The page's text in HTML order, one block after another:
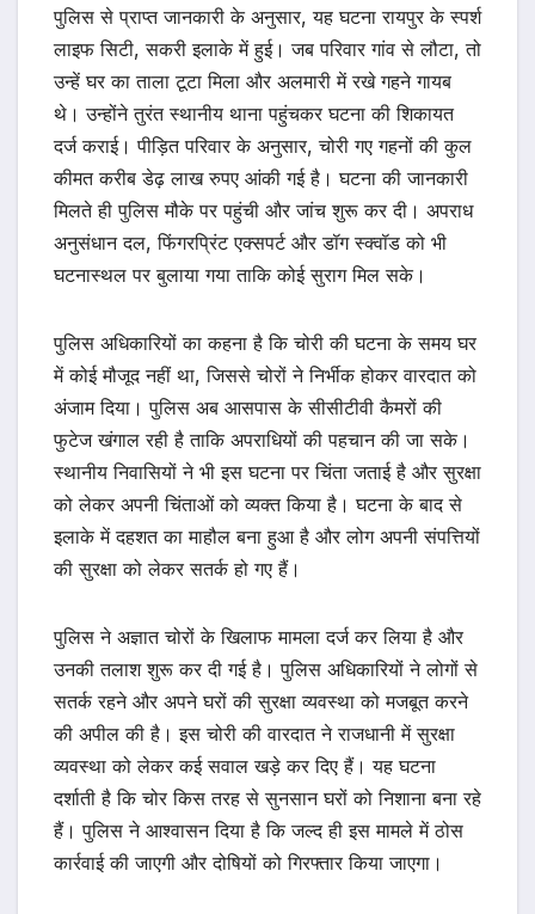
पुलिस से प्राप्त जानकारी के अनुसार, यह घटना रायपुर के स्पर्श
लाइफ सिटी, सकरी इलाके में हुई। जब परिवार गांव से लौटा, तो
उन्हें घर का ताला टूटा मिला और अलमारी में रखे गहने गायब
थे। उन्होंने तुरंत स्थानीय थाना पहुंचकर घटना की शिकायत
दर्ज कराई। पीड़ित परिवार के अनुसार, चोरी गए गहनों की कुल
कीमत करीब डेढ़ लाख रुपए आंकी गई है। घटना की जानकारी
मिलते ही पुलिस मौके पर पहुंची और जांच शुरू कर दी। अपराध
अनुसंधान दल, फिंगरप्रिंट एक्सपर्ट और डॉग स्क्वॉड को भी
घटनास्थल पर बुलाया गया ताकि कोई सुराग मिल सके।
पुलिस अधिकारियों का कहना है कि चोरी की घटना के समय घर
में कोई मौजूद नहीं था, जिससे चोरों ने निर्भीक होकर वारदात को
अंजाम दिया। पुलिस अब आसपास के सीसीटीवी कैमरों की
फुटेज खंगाल रही है ताकि अपराधियों की पहचान की जा सके।
स्थानीय निवासियों ने भी इस घटना पर चिंता जताई है और सुरक्षा
को लेकर अपनी चिंताओं को व्यक्त किया है। घटना के बाद से
इलाके में दहशत का माहौल बना हुआ है और लोग अपनी संपत्तियों
की सुरक्षा को लेकर सतर्क हो गए हैं।
पुलिस ने अज्ञात चोरों के खिलाफ मामला दर्ज कर लिया है और
उनकी तलाश शुरू कर दी गई है। पुलिस अधिकारियों ने लोगों से
सतर्क रहने और अपने घरों की सुरक्षा व्यवस्था को मजबूत करने
की अपील की है। इस चोरी की वारदात ने राजधानी में सुरक्षा
व्यवस्था को लेकर कई सवाल खड़े कर दिए हैं। यह घटना
दर्शाती है कि चोर किस तरह से सुनसान घरों को निशाना बना रहे
हैं। पुलिस ने आश्वासन दिया है कि जल्द ही इस मामले में ठोस
कार्रवाई की जाएगी और दोषियों को गिरफ्तार किया जाएगा।